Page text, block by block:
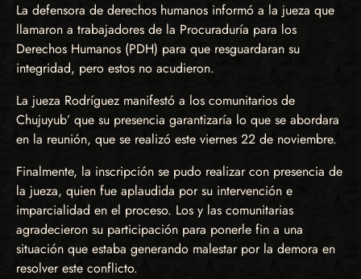
La defensora de derechos humanos informó a la jueza que
llamaron a trabajadores de la Procuraduría para los
Derechos Humanos (PDH) para que resguardaran su
integridad, pero estos no acudieron.
La jueza Rodríguez manifestó a los comunitarios de
Chujuyub’ que su presencia garantizaría lo que se abordara
en la reunión, que se realizó este viernes 22 de noviembre.
Finalmente, la inscripción se pudo realizar con presencia de
la jueza, quien fue aplaudida por su intervención e
imparcialidad en el proceso. Los y las comunitarias
agradecieron su participación para ponerle fin a una
situación que estaba generando malestar por la demora en
resolver este conflicto.